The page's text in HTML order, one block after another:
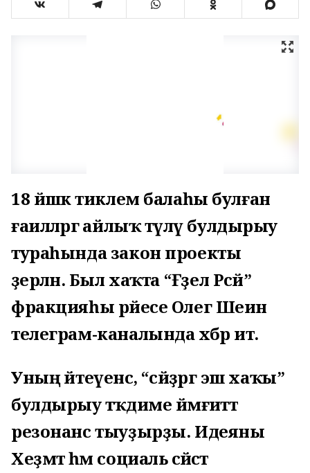
18 йәшкә тиклем балаһы булған
ғаиләләргә айлыҡ түләү булдырыу
тураһында закон проекты
әҙерләнә. Был хаҡта “Ғәҙел Рәсәй”
фракцияһы рәйесе Олег Шеин
телеграм-каналында хәбәр итә.
Уның әйтеүенсә, “әсәйҙәргә эш хаҡы”
булдырыу тәҡдиме йәмғиәттә
резонанс тыуҙырҙы. Идеяны
Хеҙмәт һәм социаль сәйәсәт